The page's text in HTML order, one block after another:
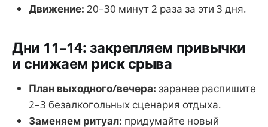
Движение: 20–30 минут 2 раза за эти 3 дня.
Дни 11–14: закрепляем привычки
и снижаем риск срыва
План выходного/вечера: заранее распишите
2–3 безалкогольных сценария отдыха.
Заменяем ритуал: придумайте новый